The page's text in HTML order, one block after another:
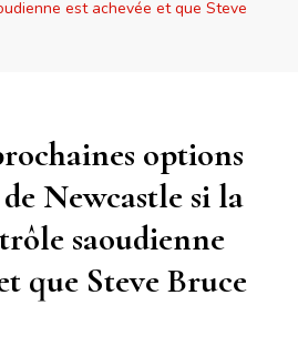
est achevée et que Steve
options
Newcastle si la
saoudienne
que Steve Bruce